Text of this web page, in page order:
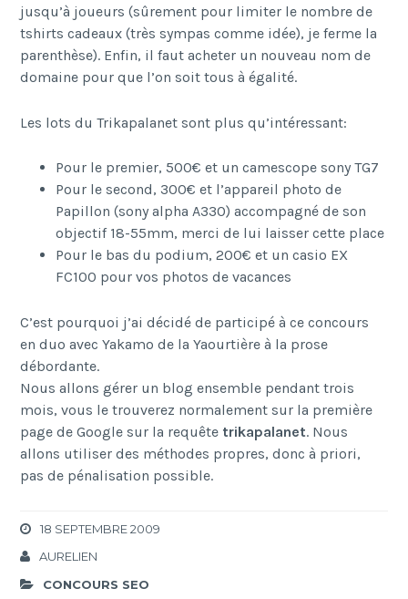
jusqu’à joueurs (sûrement pour limiter le nombre de
tshirts cadeaux (très sympas comme idée), je ferme la
parenthèse). Enfin, il faut acheter un nouveau nom de
domaine pour que l’on soit tous à égalité.
Les lots du Trikapalanet sont plus qu’intéressant:
Pour le premier, 500€ et un camescope sony TG7
Pour le second, 300€ et l’appareil photo de
Papillon (sony alpha A330) accompagné de son
objectif 18-55mm, merci de lui laisser cette place
Pour le bas du podium, 200€ et un casio EX
FC100 pour vos photos de vacances
C’est pourquoi j’ai décidé de participé à ce concours
en duo avec Yakamo de la Yaourtière à la prose
débordante.
Nous allons gérer un blog ensemble pendant trois
mois, vous le trouverez normalement sur la première
page de Google sur la requête trikapalanet. Nous
allons utiliser des méthodes propres, donc à priori,
pas de pénalisation possible.
18 SEPTEMBRE 2009
AURELIEN
CONCOURS SEO